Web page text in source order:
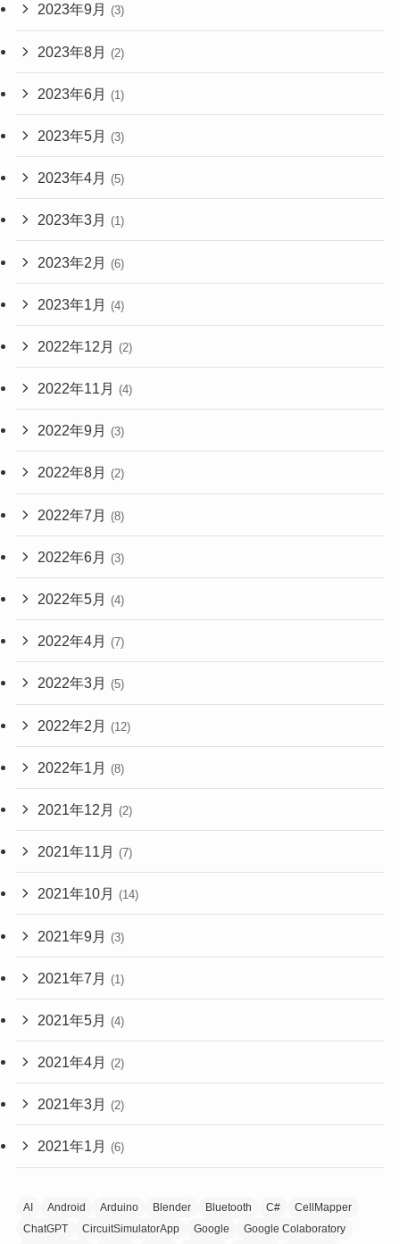
2023年9月 (3)
2023年8月 (2)
2023年6月 (1)
2023年5月 (3)
2023年4月 (5)
2023年3月 (1)
2023年2月 (6)
2023年1月 (4)
2022年12月 (2)
2022年11月 (4)
2022年9月 (3)
2022年8月 (2)
2022年7月 (8)
2022年6月 (3)
2022年5月 (4)
2022年4月 (7)
2022年3月 (5)
2022年2月 (12)
2022年1月 (8)
2021年12月 (2)
2021年11月 (7)
2021年10月 (14)
2021年9月 (3)
2021年7月 (1)
2021年5月 (4)
2021年4月 (2)
2021年3月 (2)
2021年1月 (6)
AI Android Arduino Blender Bluetooth C#
CellMapper
ChatGPT
CircuitSimulatorApp Google
Google Colaboratory